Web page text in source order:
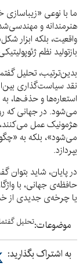
ما با نوعی
هنرمندانه و
واقعیت، بلکه ابزار
بازتولید نظم
بدین‌ترتیب، تحلیل
نقد سیاست‌گذاری
استعاره‌ها و حذف‌ها،
می‌شود. در جهانی که
هژمونیک عمل
می‌شود»، بلکه به
بپردازد.
در پایان، شاید
حافظه‌ی جهانی، با
یا چرخه‌ی جدیدی از
موضوعات:تحلیل
به اشتراک بگذارید: